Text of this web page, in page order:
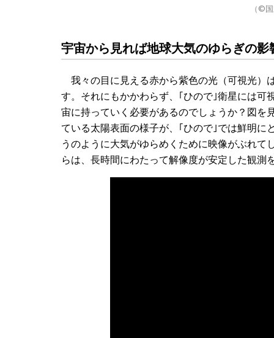
（©
宇宙から見れば地球大気のゆらぎの影
我々の目に見える赤から紫色の光（可視光）
す。それにもかかわらず、｢ひので｣衛星には
宙に持っていく必要があるのでしょうか？図を
ている太陽表面の様子が、｢ひので｣では鮮明
うのように大気がゆらめくために映像がぶれ
らは、長時間にわたって解像度が安定した観測